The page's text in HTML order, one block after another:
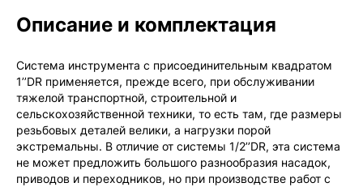
1-3 дня, от 385 ₽
Описание и комплектация
Система инструмента с присоединительным квадратом
1’’DR применяется, прежде всего, при обслуживании
тяжелой транспортной, строительной и
сельскохозяйственной техники, то есть там, где размеры
резьбовых деталей велики, а нагрузки порой
экстремальны. В отличие от системы 1/2’’DR, эта система
не может предложить большого разнообразия насадок,
приводов и переходников, но при производстве работ с